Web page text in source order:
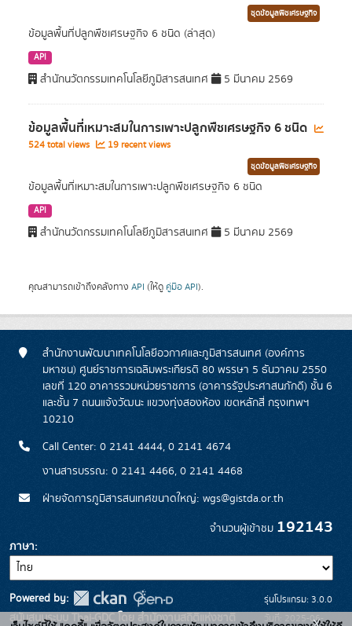
ชุดข้อมูลพืชเศรษฐกิจ
ข้อมูลพื้นที่ปลูกพืชเศรษฐกิจ 6 ชนิด (ล่าสุด)
API
สำนักนวัตกรรมเทคโนโลยีภูมิสารสนเทศ 5 มีนาคม 2569
ข้อมูลพื้นที่เหมาะสมในการเพาะปลูกพืชเศรษฐกิจ 6 ชนิด
524 total views 19 recent views
ชุดข้อมูลพืชเศรษฐกิจ
ข้อมูลพื้นที่เหมาะสมในการเพาะปลูกพืชเศรษฐกิจ 6 ชนิด
API
สำนักนวัตกรรมเทคโนโลยีภูมิสารสนเทศ 5 มีนาคม 2569
คุณสามารถเข้าถึงคลังทาง API (ให้ดู คู่มือ API).
สำนักงานพัฒนาเทคโนโลยีอวกาศและภูมิสารสนเทศ (องค์การ
มหาชน) ศูนย์ราชการเฉลิมพระเกียรติ 80 พรรษา 5 ธันวาคม 2550
เลขที่ 120 อาคารรวมหน่วยราชการ (อาคารรัฐประศาสนภักดี) ชั้น 6
และชั้น 7 ถนนแจ้งวัฒนะ แขวงทุ่งสองห้อง เขตหลักสี่ กรุงเทพฯ
10210
Call Center: 0 2141 4444, 0 2141 4674
งานสารบรรณ: 0 2141 4466, 0 2141 4468
ฝ่ายจัดการภูมิสารสนเทศขนาดใหญ่: wgs@gistda.or.th
จำนวนผู้เข้าชม 192143
ภาษา
Powered by:
สนับสนุนระบบ Thai-GDC โดย สำนักงานสถิติแห่งชาติ
รุ่นโปรแกรม: 3.0.0
วันที่: 2025-06-